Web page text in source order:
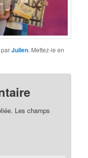
parJulien. Mettez-le en
Les champs